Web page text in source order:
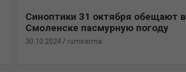
Синоптики 31 октября обещают в
Смоленске пасмурную погоду
30.10.2024 romirerma